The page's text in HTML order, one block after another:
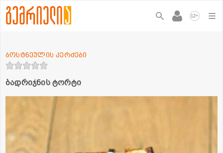
12+
ბადრიჯნის ტორტი
ბოსტნეულის კერძები